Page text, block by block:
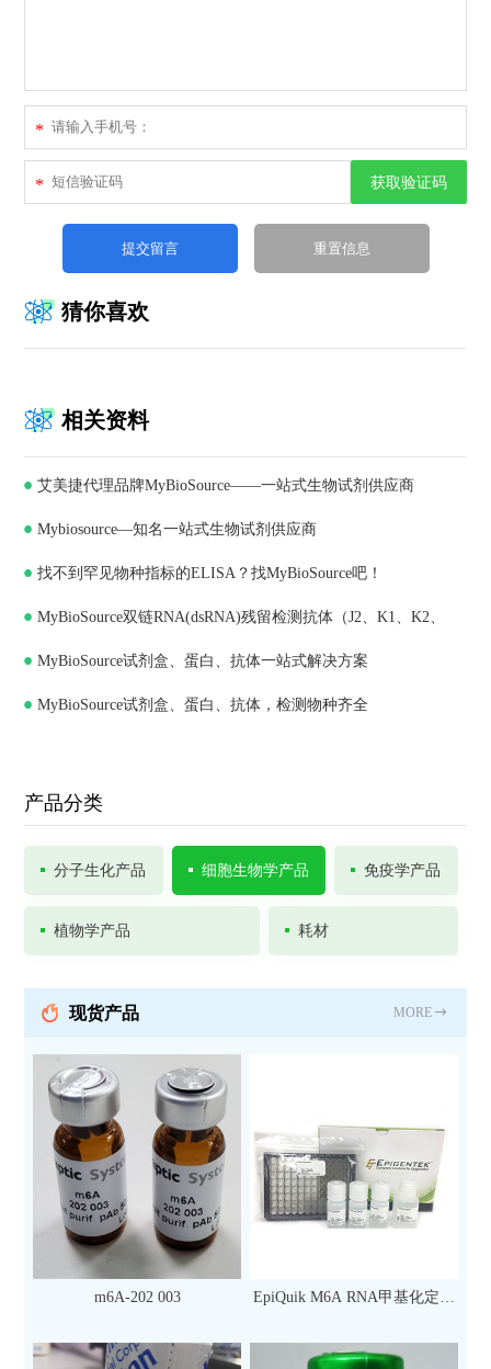
*
* 获取验证码
猜你喜欢
相关资料
艾美捷代理品牌MyBioSource——一站式生物试剂供应商
Mybiosource—知名一站式生物试剂供应商
找不到罕见物种指标的ELISA？找MyBioSource吧！
MyBioSource双链RNA(dsRNA)残留检测抗体（J2、K1、K2、
J5）和ELISA试剂盒
MyBioSource试剂盒、蛋白、抗体一站式解决方案
MyBioSource试剂盒、蛋白、抗体，检测物种齐全
产品分类
分子生化产品 细胞生物学产品 免疫学产品
植物学产品 耗材
现货产品 MORE
m6A-202 003
EpiQuik M6A RNA甲基化定量
次）